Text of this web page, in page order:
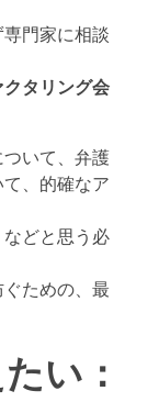
門家に相談
クタリング会
いて、弁護
、的確なア
などと思う必
ための、最
い：